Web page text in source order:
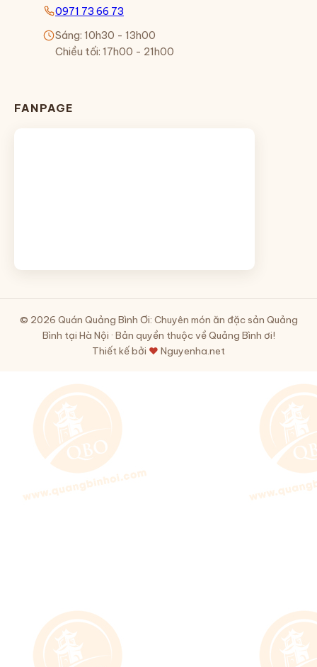
0971 73 66 73
Sáng: 10h30 - 13h00
Chiều tối: 17h00 - 21h00
FANPAGE
© 2026 Quán Quảng Bình Ơi: Chuyên món ăn đặc sản Quảng
Bình tại Hà Nội · Bản quyền thuộc về Quảng Bình ơi!
Thiết kế bởi ♥ Nguyenha.net